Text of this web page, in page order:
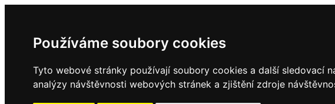
Používáme soubory cookies
Tyto webové stránky používají soubory cookies a další sledovací
analýzy návštěvnosti webových stránek a zjištění zdroje